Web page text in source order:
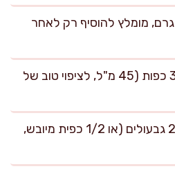
מלח – 1/2 כפית (3 גרם, מומלץ להוסיף רק לאחר
שמן קנולה או זית – 3 כפות (45 מ"ל, לציפוי טוב של
עלי טימין טריים – 2-3 גבעולים (או 1/2 כפית מיובש,